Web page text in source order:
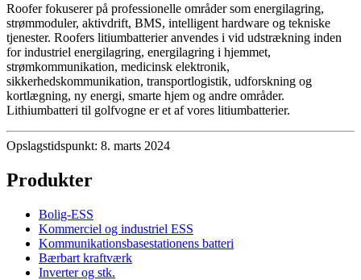
Roofer fokuserer på professionelle områder som energilagring,
strømmoduler, aktivdrift, BMS, intelligent hardware og tekniske
tjenester. Roofers litiumbatterier anvendes i vid udstrækning inden
for industriel energilagring, energilagring i hjemmet,
strømkommunikation, medicinsk elektronik,
sikkerhedskommunikation, transportlogistik, udforskning og
kortlægning, ny energi, smarte hjem og andre områder.
Lithiumbatteri til golfvogne er et af vores litiumbatterier.
Opslagstidspunkt: 8. marts 2024
Produkter
Bolig-ESS
Kommerciel og industriel ESS
Kommunikationsbasestationens batteri
Bærbart kraftværk
Inverter og stk.